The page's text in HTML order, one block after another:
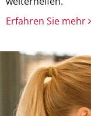
Erfahren Sie mehr